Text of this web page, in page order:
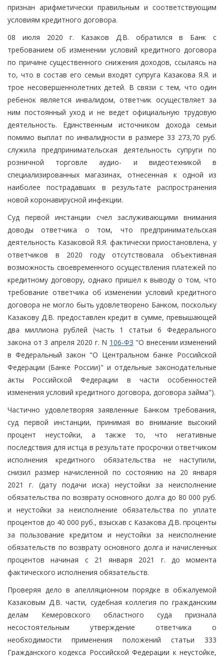
признан арифметически правильным и соответствующим
условиям кредитного договора.
08 июля 2020 г. Казаков Д.В. обратился в Банк с
требованием об изменении условий кредитного договора
по причине существенного снижения доходов, ссылаясь на
то, что в состав его семьи входят супруга Казакова Я.Я. и
трое несовершеннолетних детей. В связи с тем, что один
ребенок является инвалидом, ответчик осуществляет за
ним постоянный уход и не ведет официальную трудовую
деятельность. Единственным источником дохода семьи
помимо выплат по инвалидности в размере 33 273,70 руб.
служила предпринимательская деятельность супруги по
розничной торговле аудио- и видеотехникой в
специализированных магазинах, отнесенная к одной из
наиболее пострадавших в результате распространения
новой коронавирусной инфекции.
Суд первой инстанции счел заслуживающими внимания
доводы ответчика о том, что предпринимательская
деятельность Казаковой Я.Я. фактически приостановлена, у
ответчиков в 2020 году отсутствовала объективная
возможность своевременного осуществления платежей по
кредитному договору, однако пришел к выводу о том, что
требование ответчика об изменении условий кредитного
договора не могло быть удовлетворено Банком, поскольку
Казакову Д.В. предоставлен кредит в сумме, превышающей
два миллиона рублей (часть 1 статьи 6 Федерального
закона от 3 апреля 2020 г. N 106-ФЗ "О внесении изменений
в Федеральный закон "О Центральном банке Российской
Федерации (Банке России)" и отдельные законодательные
акты Российской Федерации в части особенностей
изменения условий кредитного договора, договора займа").
Частично удовлетворяя заявленные Банком требования,
суд первой инстанции, принимая во внимание высокий
процент неустойки, а также то, что негативные
последствия для истца в результате просрочки ответчиком
исполнения кредитного обязательства не наступили,
снизил размер начисленной по состоянию на 20 января
2021 г. (дату подачи иска) неустойки за неисполнение
обязательства по возврату основного долга до 80 000 руб.
и неустойки за неисполнение обязательства по уплате
процентов до 40 000 руб., взыскав с Казакова Д.В. проценты
за пользование кредитом и неустойки за неисполнение
обязательств по возврату основного долга и начисленных
процентов начиная с 21 января 2021 г. до момента
фактического исполнения обязательств.
Проверяя дело в апелляционном порядке в обжалуемой
Казаковым Д.В. части, судебная коллегия по гражданским
делам Кемеровского областного суда признала
несостоятельным утверждение ответчика о
необходимости применения положений статьи 333
Гражданского кодекса Российской Федерации к неустойке,